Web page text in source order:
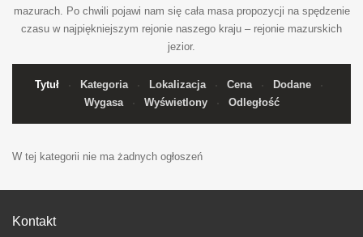
mazurach. Po chwili pojawi nam się cała masa propozycji na spędzenie
czasu w najpiękniejszym rejonie naszego kraju – rejonie mazurskich
jezior.
Tytuł Kategoria Lokalizacja Cena
Dodane
Wygasa
Wyświetlony Odległość
W tej kategorii nie ma żadnych ogłoszeń
Kontakt